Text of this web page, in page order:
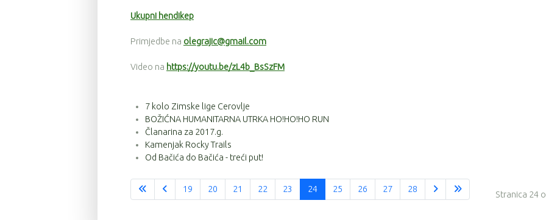
Ukupni hendikep
Primjedbe na olegrajic@gmail.com
Video na https://youtu.be/zL4b_BsSzFM
7 kolo Zimske lige Cerovlje
BOŽIĆNA HUMANITARNA UTRKA HO!HO!HO RUN
Članarina za 2017.g.
Kamenjak Rocky Trails
Od Bačića do Bačića - treći put!
Stranica 24
19 20 21 22 23 24 25 26 27 28